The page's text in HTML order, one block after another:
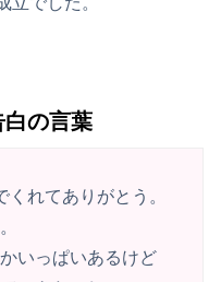
の言葉
れてありがとう。
いっぱいあるけど